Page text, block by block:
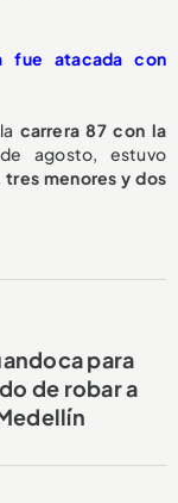
fue atacada con
carrera 87 con la
agosto, estuvo
tres menores y dos
para
de robar a